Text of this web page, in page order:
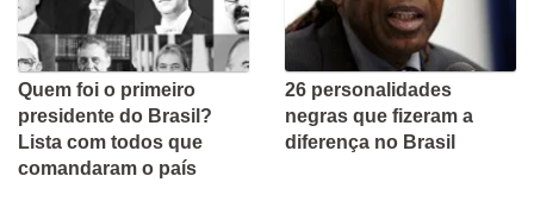
Quem foi o primeiro
presidente do Brasil?
Lista com todos que
comandaram o país
26 personalidades
negras que fizeram a
diferença no Brasil